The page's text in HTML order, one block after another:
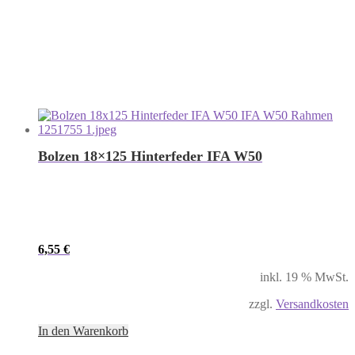
Bolzen 18×125 Hinterfeder IFA W50
6,55 €
inkl. 19 % MwSt.
zzgl. Versandkosten
In den Warenkorb